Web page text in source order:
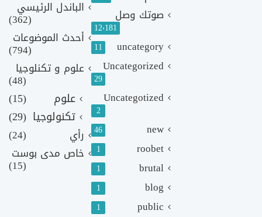
صوتك وصل
12٬181
uncategory
11
Uncategorized
29
Uncategotized
2
new
46
roobet
1
brutal
1
blog
1
public
1
الباندل الرئيسي
(362)
أحدث الموضوعات
(794)
علوم و تكنلوجيا
(48)
علوم
(15)
تكنولوجيا (29)
رأي
(24)
خاص مدى بوست
(15)